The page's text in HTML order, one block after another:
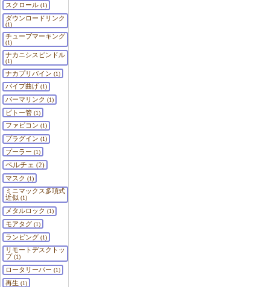
スクロール(1)
ダウンロードリンク
(1)
チューブマーキング
(1)
ナカニシスピンドル
(1)
ナカプリバイン (1)
パイプ曲げ(1)
パーマリンク (1)
ピトー管(1)
ファビコン (1)
プラグイン (1)
プーラー (1)
ペルチェ (2)
マスク (1)
ミニマックス多項式
近似(1)
メタルロック (1)
モアタグ(1)
ランピング(1)
リモートデスクトッ
プ(1)
ロータリーバー (1)
再生 (1)